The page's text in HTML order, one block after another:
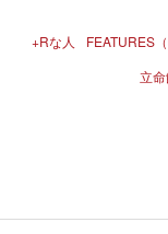
+Rな人 FEATURES
立